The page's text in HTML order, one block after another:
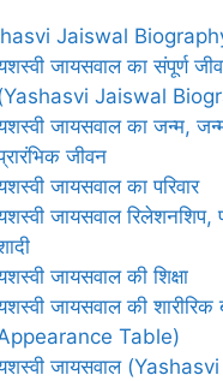
Jaiswal
जायसवाल का संपूर्ण
Jaiswal
जायसवाल का जन्म,
जीवन
जायसवाल का परिवार
जायसवाल रिलेशनशिप,
जायसवाल की शिक्षा
जायसवाल की
Table)
जायसवाल